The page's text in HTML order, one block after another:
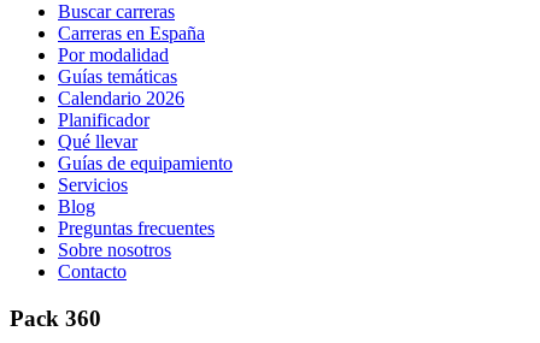
Buscar carreras
Carreras en España
Por modalidad
Guías temáticas
Calendario 2026
Planificador
Qué llevar
Guías de equipamiento
Servicios
Blog
Preguntas frecuentes
Sobre nosotros
Contacto
Pack 360